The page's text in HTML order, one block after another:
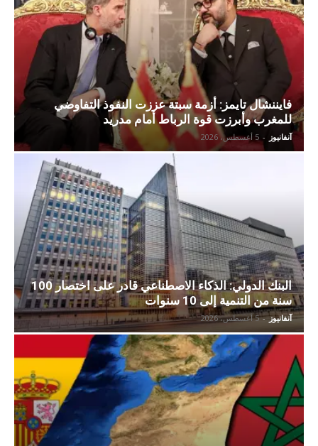
فايننشال تايمز: أزمة سبتة عززت النفوذ التفاوضي
للمغرب وأبرزت قوة الرباط أمام مدريد
آنفانيوز - 5 أغسطس، 2026
البنك الدولي: الذكاء الاصطناعي قادر على اختصار 100
سنة من التنمية إلى 10 سنوات
آنفانيوز - 5 أغسطس، 2026